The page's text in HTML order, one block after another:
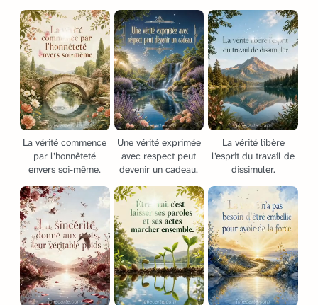
La vérité commence
par l’honnêteté
envers soi-même.
Une vérité exprimée
avec respect peut
devenir un cadeau.
La vérité libère
l’esprit du travail de
dissimuler.